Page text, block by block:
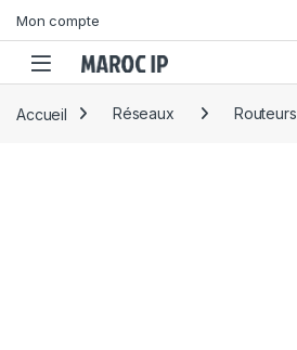
Mon compte
Accueil Réseaux Routeurs